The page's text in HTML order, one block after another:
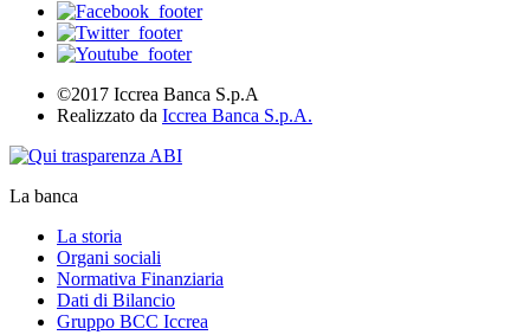
©2017 Iccrea Banca S.p.A
Realizzato da Iccrea Banca S.p.A.
La banca
La storia
Organi sociali
Normativa Finanziaria
Dati di Bilancio
Gruppo BCC Iccrea